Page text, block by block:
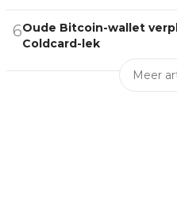
6Oude Bitcoin-wallet
Coldcard-lek
Meer